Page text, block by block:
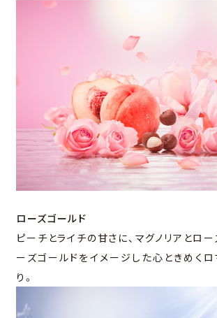
ローズゴールド
ピーチとライチの甘さに、マグノリアとロ
ーズゴールドをイメージした心ときめくロ
り。